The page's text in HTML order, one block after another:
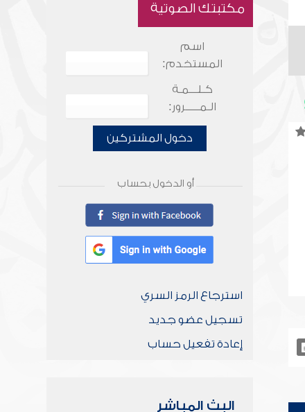
مكتبتك الصوتية
اسم
المستخدم:
كـلـــمـة
الـمـــــرور:
دخول المشتركين
أو الدخول بحساب
استرجاع الرمز السري
تسجيل عضو جديد
إعادة تفعيل حساب
البث المباشر